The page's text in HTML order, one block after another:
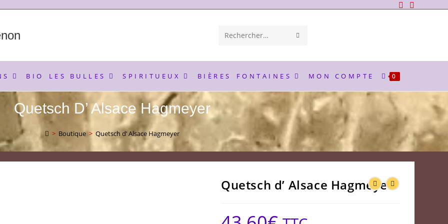
Rechercher
ce
site
RECHERCHE
BIO LES BULLES SPIRITUEUX BIÈRES FONTAINES MON COMPTE 0
Quetsch D’ Alsace Hagmeyer
> Boutique > Quetsch d’ Alsace Hagmeyer
Quetsch d’ Alsace Hagmeyer